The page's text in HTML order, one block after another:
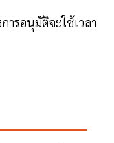
ารอนุมัติจะใช้เวลา